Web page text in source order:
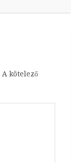
A kötelező